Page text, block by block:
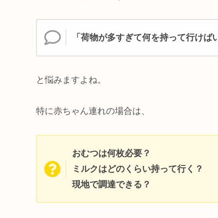
「荷物が多すぎて何を持って行けば
と悩みますよね。
特に赤ちゃん連れの場合は、
おむつは何枚必要？
ミルクはどのくらい持って行く？
現地で調達できる？